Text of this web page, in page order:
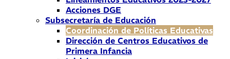
Acciones DGE
Subsecretaría de Educación
Coordinación de Políticas Educativas
Dirección de Centros Educativos de
Primera Infancia